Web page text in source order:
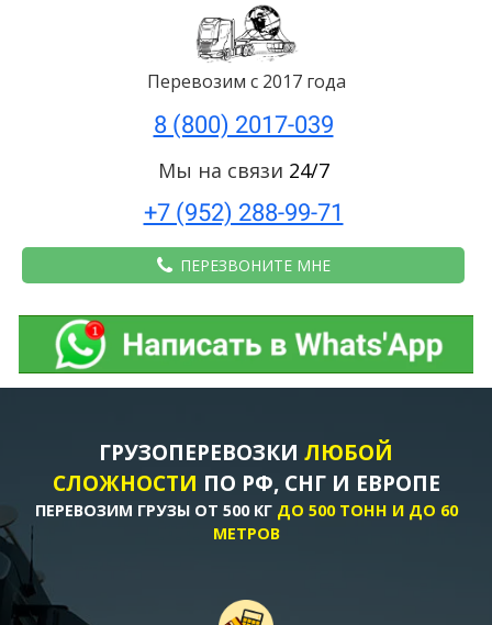
Перевозим с 2017 года
8 (800) 2017-039
Мы на связи 24/7
+7 (952) 288-99-71
ПЕРЕЗВОНИТЕ МНЕ
ГРУЗОПЕРЕВОЗКИ ЛЮБОЙ
СЛОЖНОСТИ ПО РФ, СНГ И ЕВРОПЕ
ПЕРЕВОЗИМ ГРУЗЫ ОТ 500 КГ ДО 500 ТОНН И ДО 60
МЕТРОВ